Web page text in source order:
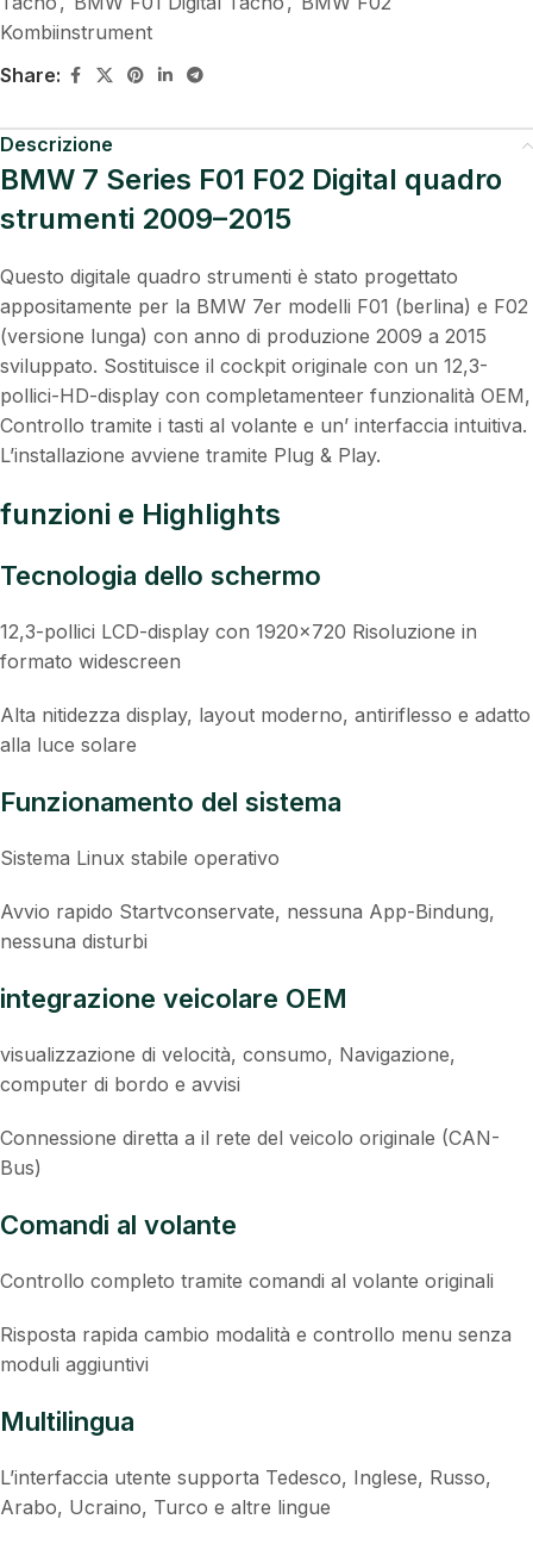
Kombiinstrument
Share:
Descrizione
BMW 7 Series F01 F02 Digital quadro
strumenti 2009–2015
Questo digitale quadro strumenti è stato progettato
appositamente per la BMW 7er modelli F01 (berlina) e F02
(versione lunga) con anno di produzione 2009 a 2015
sviluppato. Sostituisce il cockpit originale con un 12,3-
pollici-HD-display con completamenteer funzionalità OEM,
Controllo tramite i tasti al volante e un’ interfaccia intuitiva.
L’installazione avviene tramite Plug & Play.
funzioni e Highlights
Tecnologia dello schermo
12,3-pollici LCD-display con 1920×720 Risoluzione in
formato widescreen
Alta nitidezza display, layout moderno, antiriflesso e adatto
alla luce solare
Funzionamento del sistema
Sistema Linux stabile operativo
Avvio rapido Startvconservate, nessuna App-Bindung,
nessuna disturbi
integrazione veicolare OEM
visualizzazione di velocità, consumo, Navigazione,
computer di bordo e avvisi
Connessione diretta a il rete del veicolo originale (CAN-
Bus)
Comandi al volante
Controllo completo tramite comandi al volante originali
Risposta rapida cambio modalità e controllo menu senza
moduli aggiuntivi
Multilingua
L’interfaccia utente supporta Tedesco, Inglese, Russo,
Arabo, Ucraino, Turco e altre lingue